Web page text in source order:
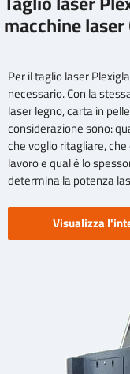
macchine laser
Per il taglio laser
necessario. Con la
laser legno, carta in
considerazione sono:
che voglio ritagliare,
lavoro e qual è lo
determina la potenza
Visualizza